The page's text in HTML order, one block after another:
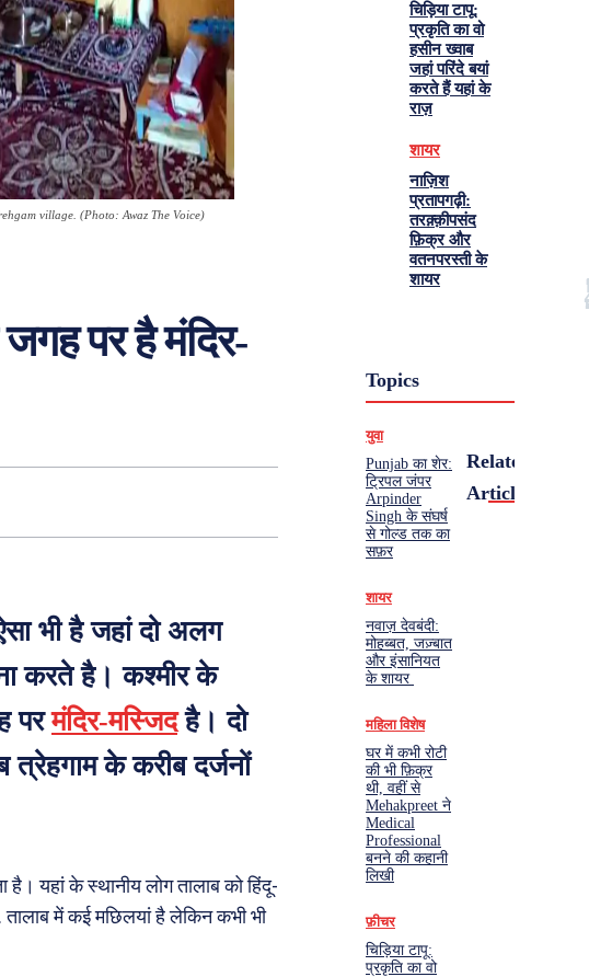
village. (Photo: Awaz The Voice)
पर है मंदिर-
भी है जहां दो अलग
करते है। कश्मीर के
परमंदिर-मस्जिदहै। दो
त्रेहगाम के करीब दर्जनों
है। यहां के स्थानीय लोग तालाब को हिंदू-
में कई मछिलयां है लेकिन कभी भी
चिड़िया टापू:
प्रकृति का वो
हसीन ख्वाब
जहां परिंदे बयां
करते हैं यहां के
राज़
शायर
नाज़िश
प्रतापगढ़ी:
तरक़्क़ीपसंद
फ़िक्र और
वतनपरस्ती के
शायर
Topics
युवा
Punjab का शेर:
ट्रिपल जंपर
Arpinder
Singh के संघर्ष
से गोल्ड तक का
सफ़र
शायर
नवाज़ देवबंदी:
मोहब्बत, जज़्बात
और इंसानियत
के शायर
महिला विशेष
घर में कभी रोटी
की भी फ़िक्र
थी, वहीं से
Mehakpreet ने
Medical
Professional
बनने की कहानी
लिखी
फ़ीचर
चिड़िया टापू:
प्रकृति का वो
Related
Articles